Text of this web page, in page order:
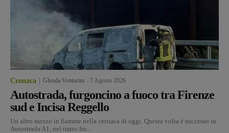
Cronaca Glenda Venturini 7 Agosto 2026
Autostrada, furgoncino a fuoco tra Firenze
sud e Incisa Reggello
Un altro mezzo in fiamme nella cronaca di oggi. Questa volta è successo in
Autostrada A1, nel tratto fra...